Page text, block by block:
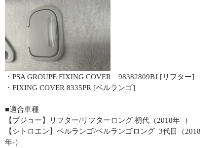
・PSA GROUPE FIXING COVER 98382809BJ [リフター]
・FIXING COVER 8335PR [ベルランゴ]
■適合車種
【プジョー】リフター/リフターロング 初代（2018年 -）
【シトロエン】ベルランゴ/ベルランゴロング 3代目（2018
年-）